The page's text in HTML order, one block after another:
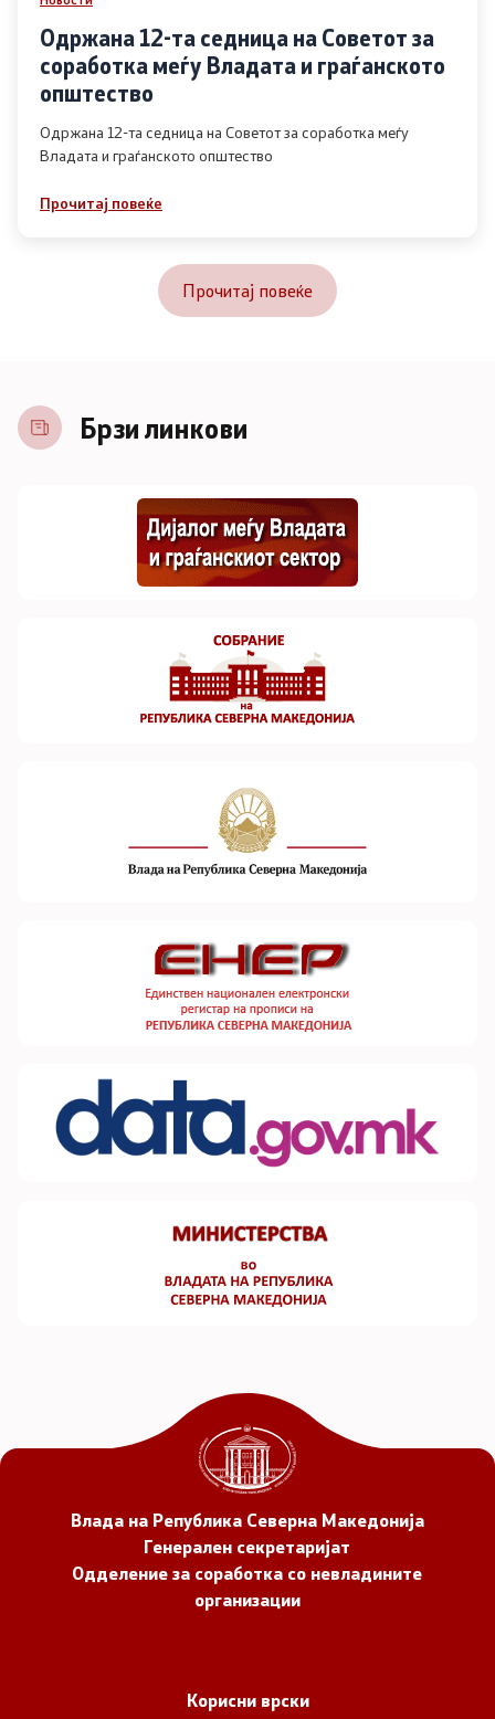
Одржана 12-та седница на Советот за
соработка меѓу Владата и граѓанското
општество
Одржана 12-та седница на Советот за соработка меѓу
Владата и граѓанското општество
Прочитај повеќе
Прочитај повеќе
Брзи линкови
Влада на Република Северна Македонија
Генерален секретаријат
Одделение за соработка со невладините
организации
Корисни врски